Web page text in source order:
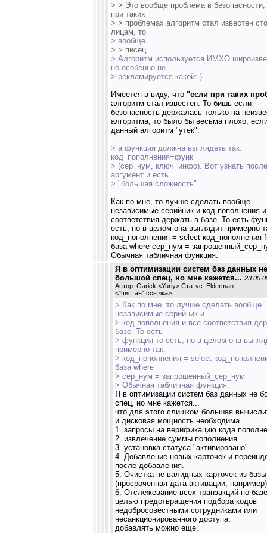
> > Это вообще проблема в
при таких
> > проблемах алгоритм стал известен
лицам, то
> вообще
> > писец.
> Алгоритм используется ИМХО
но особенно не
> рекламируется какой:-)
Имеется в виду, что "если при таких
алгоритм стал известен. То бишь если
безопасность держалась только на
алгоритма, то было бы весьма плохо,
данный алгоритм "утек".
> а функция должна выглядеть так:
код_пополнения=функ
> (сер_нум, ключ_инфо). Вот узнать
аргумент и есть
> "большая сложность".
Как по мне, то лучше сделать вообще
независимые серийник и код пополнения
соответствия держать в базе. То есть
есть, но в целом она выглядит примерно
код_пополнения = select код_пополнения
база where сер_нум =
Обычная табличная функция.
Я в оптимизации систем баз данных не
большой спец, но мне кажется...
Автор: Garick <Yuriy> Статус: Elderman
<"чистая" ссылка>
> Как по мне, то лучше сделать вообще
независимые серийник и
> код пополнения и все соответствия
базе. То есть
> функция то есть, но в целом она
примерно так:
> код_пополнения = select
база where
> сер_нум = запрошенный_сер_нум
> Обычная табличная функция.
Я в оптимизации систем баз данных не
спец, но мне кажется...
что для этого слишком большая
и дисковая мощность необходима.
1. запросы на верификацию кода
2. извлечение суммы пополнения
3. установка статуса "активировано"
4. Добавление новых карточек и
после добавления.
5. Очистка не валидных карточек из базы
(просроченная дата активации,
6. Отслежевание всех транзакций по
целью предотвращения подбора кодов
недобросовестными сотрудниками или
несанкционированного доступа.
добавлять можно еще.